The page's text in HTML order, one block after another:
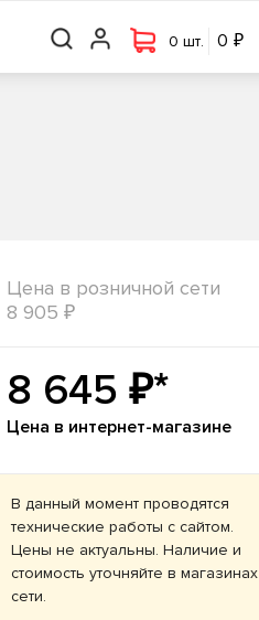
0 шт. 0
0 шт. 0 ₽
Цена в розничной сети
8 905 ₽
8 645 ₽*
Цена в интернет-магазине
В данный момент проводятся
технические работы с сайтом.
Цены не актуальны. Наличие и
стоимость уточняйте в магазинах
сети.